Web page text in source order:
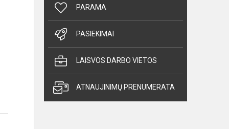
PARAMA
PASIEKIMAI
LAISVOS DARBO VIETOS
ATNAUJINIMŲ PRENUMERATA